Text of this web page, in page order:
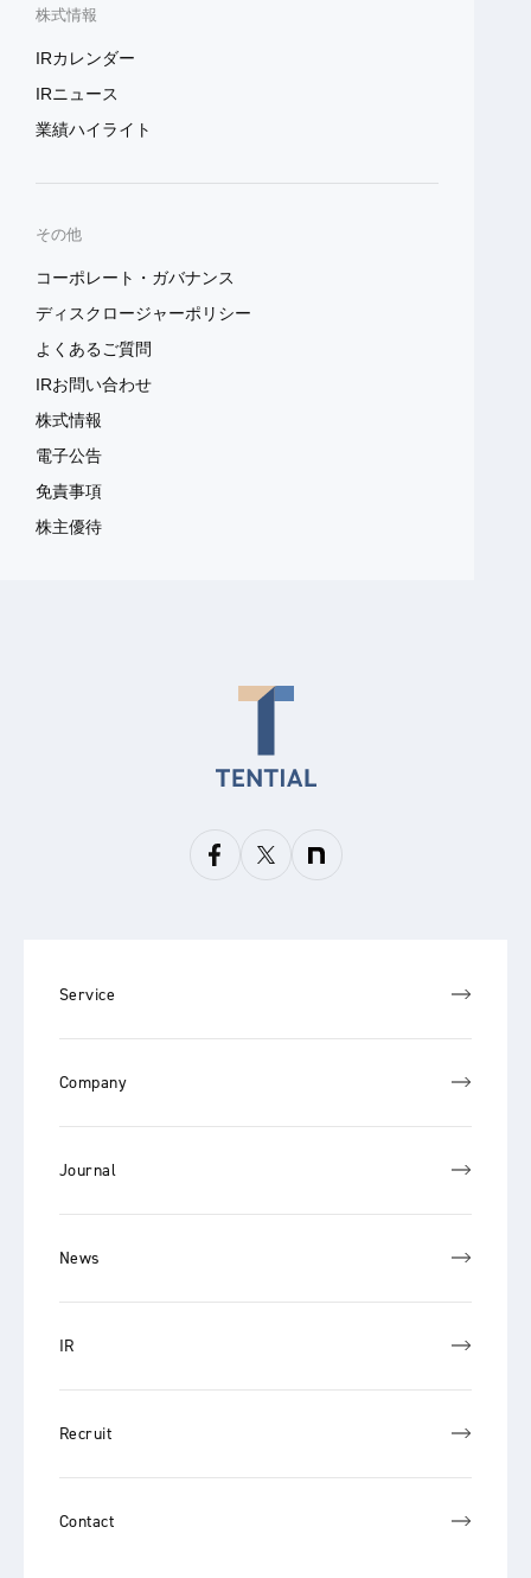
株式情報
IRカレンダー
IRニュース
業績ハイライト
その他
コーポレート・ガバナンス
ディスクロージャーポリシー
よくあるご質問
IRお問い合わせ
株式情報
電子公告
免責事項
株主優待
Service
Company
Journal
News
IR
Recruit
Contact